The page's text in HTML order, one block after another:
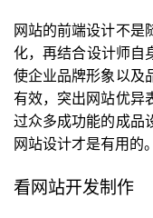
网站的前端设计不是
化，再结合设计师自
使企业品牌形象以及
有效，突出网站优异
过众多成功能的成品
网站设计才是有用的。
看网站开发制作